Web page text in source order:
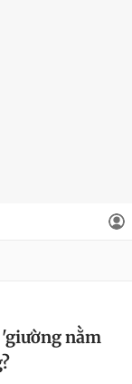
'giường nằm